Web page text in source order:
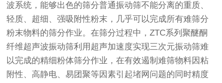
波系统，能够出色的筛分普通振动筛不能分离的重质、
轻质、超细、强吸附性粉末，几乎可以完成所有难筛分
粉末物料的筛分作业。在筛分过程中，ZTC系列聚醚酮
纤维超声波振动筛利用超声加速度实现三次元振动筛难
以完成的精细粉体筛分作业，在有效遏制难筛物料因粘
附性、高静电、易团聚等因素引起堵网问题的同时精度